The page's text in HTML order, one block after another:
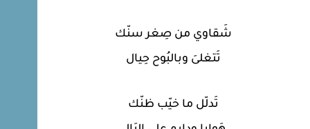
شَقاوي من صِغر سنّك
تَتغلىَ وبالبُوح حِيال
تَدلّل ما خيّب ظنّك